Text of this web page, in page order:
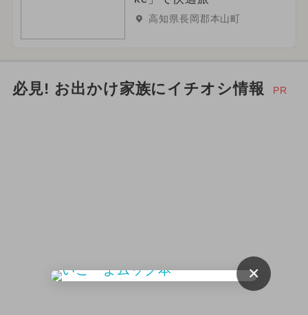
高知県長岡郡本山町
必見! お出かけ家族にイチオシ情報 PR
×